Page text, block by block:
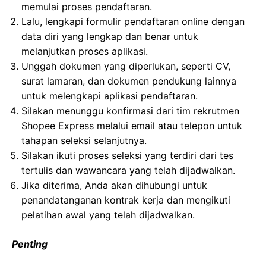
memulai proses pendaftaran.
Lalu, lengkapi formulir pendaftaran online dengan
data diri yang lengkap dan benar untuk
melanjutkan proses aplikasi.
Unggah dokumen yang diperlukan, seperti CV,
surat lamaran, dan dokumen pendukung lainnya
untuk melengkapi aplikasi pendaftaran.
Silakan menunggu konfirmasi dari tim rekrutmen
Shopee Express melalui email atau telepon untuk
tahapan seleksi selanjutnya.
Silakan ikuti proses seleksi yang terdiri dari tes
tertulis dan wawancara yang telah dijadwalkan.
Jika diterima, Anda akan dihubungi untuk
penandatanganan kontrak kerja dan mengikuti
pelatihan awal yang telah dijadwalkan.
Penting